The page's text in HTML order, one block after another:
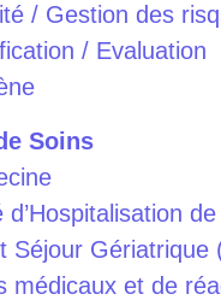
/ Gestion des
/ Evaluation
Soins
d’Hospitalisation
Séjour Gériatrique
médicaux et de